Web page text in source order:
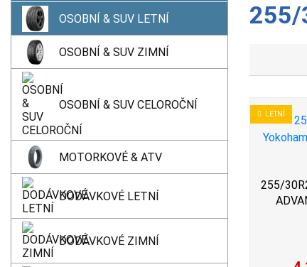
OSOBNÍ & SUV LETNÍ
OSOBNÍ & SUV ZIMNÍ
OSOBNÍ & SUV CELOROČNÍ
MOTORKOVÉ & ATV
DODÁVKOVÉ LETNÍ
DODÁVKOVÉ ZIMNÍ
255/
LETNÍ
255/